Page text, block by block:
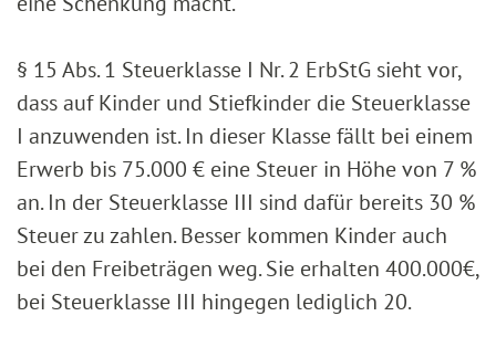
§ 15 Abs. 1 Steuerklasse I Nr. 2 ErbStG sieht vor,
dass auf Kinder und Stiefkinder die Steuerklasse
I anzuwenden ist. In dieser Klasse fällt bei einem
Erwerb bis 75.000 € eine Steuer in Höhe von 7 %
an. In der Steuerklasse III sind dafür bereits 30 %
Steuer zu zahlen. Besser kommen Kinder auch
bei den Freibeträgen weg. Sie erhalten 400.000€,
bei Steuerklasse III hingegen lediglich 20.